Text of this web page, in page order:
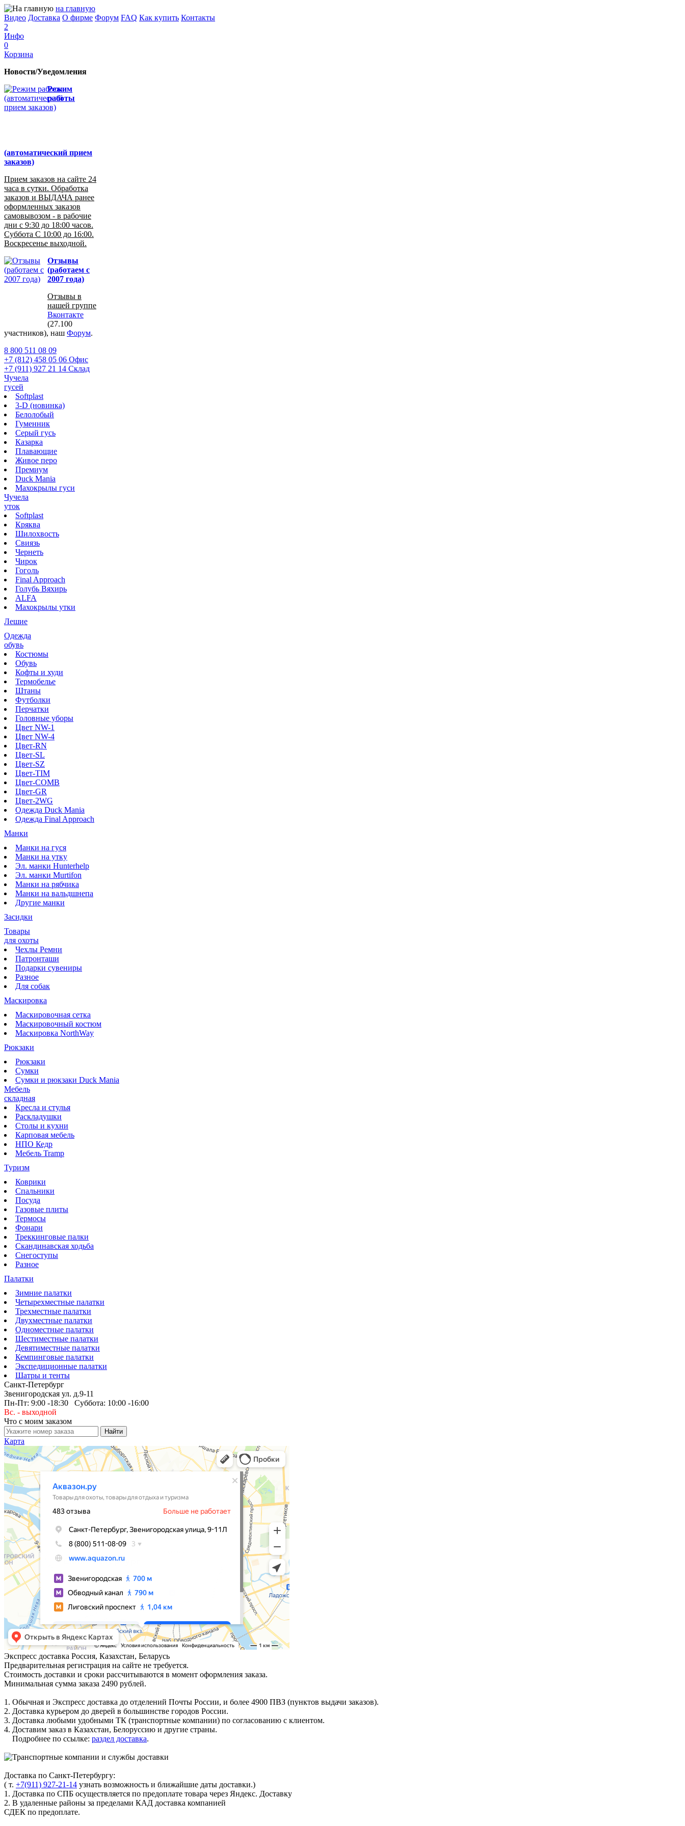
на главную
Видео Доставка О фирме Форум FAQ Как купить Контакты
2
Инфо
0
Корзина
Новости/Уведомления
Режим
работы
(автоматический прием
заказов)
Прием заказов на сайте 24
часа в сутки. Обработка
заказов и ВЫДАЧА ранее
оформленных заказов
самовывозом - в рабочие
дни с 9:30 до 18:00 часов.
Суббота С 10:00 до 16:00.
Воскресенье выходной.
Отзывы
(работаем с
2007 года)
Отзывы в
нашей группе
Вконтакте
(27.100
участников), наш Форум.
8 800 511 08 09
+7 (812) 458 05 06 Офис
+7 (911) 927 21 14 Склад
Чучела
гусей
Softplast
3-D (новинка)
Белолобый
Гуменник
Серый гусь
Казарка
Плавающие
Живое перо
Премиум
Duck Mania
Махокрылы гуси
Чучела
уток
Softplast
Кряква
Шилохвость
Свиязь
Чернеть
Чирок
Гоголь
Final Approach
Голубь Вяхирь
ALFA
Махокрылы утки
Лешие
Одежда
обувь
Костюмы
Обувь
Кофты и худи
Термобелье
Штаны
Футболки
Перчатки
Головные уборы
Цвет NW-1
Цвет NW-4
Цвет-RN
Цвет-SL
Цвет-SZ
Цвет-TIM
Цвет-COMB
Цвет-GR
Цвет-2WG
Одежда Duck Mania
Одежда Final Approach
Манки
Манки на гуся
Манки на утку
Эл. манки Hunterhelp
Эл. манки Murtifon
Манки на рябчика
Манки на вальдшнепа
Другие манки
Засидки
Товары
для охоты
Чехлы Ремни
Патронташи
Подарки сувениры
Разное
Для собак
Маскировка
Маскировочная сетка
Маскировочный костюм
Маскировка NorthWay
Рюкзаки
Рюкзаки
Сумки
Сумки и рюкзаки Duck Mania
Мебель
складная
Кресла и стулья
Раскладушки
Столы и кухни
Карповая мебель
НПО Кедр
Мебель Tramp
Туризм
Коврики
Спальники
Посуда
Газовые плиты
Термосы
Фонари
Треккинговые палки
Скандинавская ходьба
Снегоступы
Разное
Палатки
Зимние палатки
Четырехместные палатки
Трехместные палатки
Двухместные палатки
Одноместные палатки
Шестиместные палатки
Девятиместные палатки
Кемпинговые палатки
Экспедиционные палатки
Шатры и тенты
Санкт-Петербург
Звенигородская ул. д.9-11
Пн-Пт: 9:00 -18:30 Суббота: 10:00 -16:00
Вс. - выходной
Что с моим заказом
Карта
Экспресс доставка Россия, Казахстан, Беларусь
Предварительная регистрация на сайте не требуется.
Стоимость доставки и сроки рассчитываются в момент оформления заказа.
Минимальная сумма заказа 2490 рублей.
1. Обычная и Экспресс доставка до отделений Почты России, и более 4900 ПВЗ (пунктов выдачи заказов).
2. Доставка курьером до дверей в большинстве городов России.
3. Доставка любыми удобными ТК (транспортные компании) по согласованию с клиентом.
4. Доставим заказ в Казахстан, Белоруссию и другие страны.
Подробнее по ссылке: раздел доставка.
Доставка по Санкт-Петербургу:
( т. +7(911) 927-21-14 узнать возможность и ближайшие даты доставки.)
1. Доставка по СПБ осуществляется по предоплате товара через Яндекс. Доставку
2. В удаленные районы за пределами КАД доставка компанией
СДЕК по предоплате.